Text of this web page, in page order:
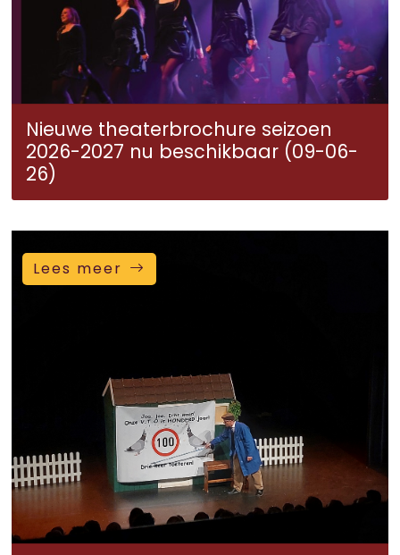
Nieuwe theaterbrochure seizoen
2026-2027 nu beschikbaar (09-06-
26)
Lees meer